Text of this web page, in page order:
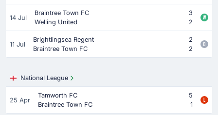
14 Jul
Braintree Town FC
3
Welling United
2
11 Jul
Brightlingsea Regent
2
Braintree Town FC
2
National League
25 Apr
Tamworth FC
5
Braintree Town FC
1